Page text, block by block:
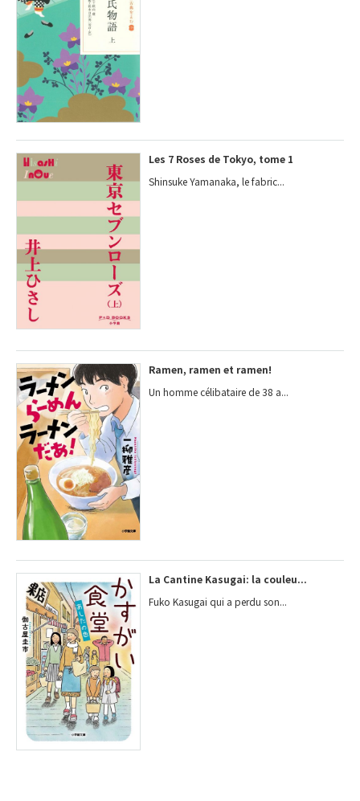
Les 7 Roses de Tokyo, tome 1
Shinsuke Yamanaka, le fabric...
Ramen, ramen et ramen!
Un homme célibataire de 38 a...
La Cantine Kasugai: la couleu...
Fuko Kasugai qui a perdu son...